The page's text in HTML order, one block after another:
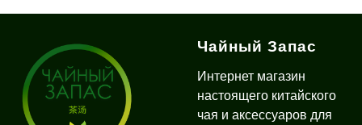
Чайный Запас
Интернет магазин
настоящего китайского
чая и аксессуаров для